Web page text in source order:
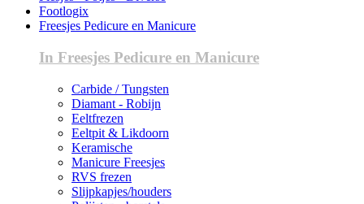
Footlogix
Freesjes Pedicure en Manicure
In Freesjes Pedicure en Manicure
Carbide / Tungsten
Diamant - Robijn
Eeltfrezen
Eeltpit & Likdoorn
Keramische
Manicure Freesjes
RVS frezen
Slijpkapjes/houders